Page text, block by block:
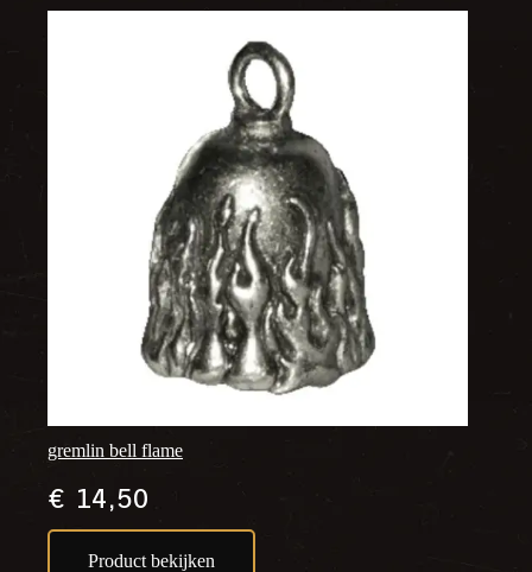
gremlin bell flame
€14,50
Product bekijken